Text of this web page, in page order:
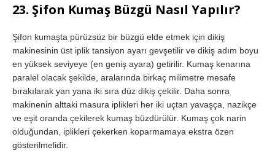
23. Şifon Kumaş Büzgü Nasıl Yapılır?
Şifon kumaşta pürüzsüz bir büzgü elde etmek için dikiş
makinesinin üst iplik tansiyon ayarı gevşetilir ve dikiş adım boyu
en yüksek seviyeye (en geniş ayara) getirilir. Kumaş kenarına
paralel olacak şekilde, aralarında birkaç milimetre mesafe
bırakılarak yan yana iki sıra düz dikiş çekilir. Daha sonra
makinenin alttaki masura iplikleri her iki uçtan yavaşça, nazikçe
ve eşit oranda çekilerek kumaş büzdürülür. Kumaş çok narin
olduğundan, iplikleri çekerken koparmamaya ekstra özen
gösterilmelidir.